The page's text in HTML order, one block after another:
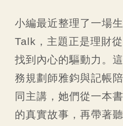
小編最近整理了一場
Talk，主題正是理財
找到內心的驅動力。
務規劃師雅鈞與記帳
同主講，她們從一本
的真實故事，再帶著